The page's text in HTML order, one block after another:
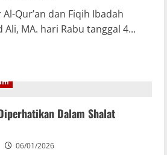
Qur’an dan Fiqih Ibadah
MA. hari Rabu tanggal 4...
Dalam Shalat
06/01/2026